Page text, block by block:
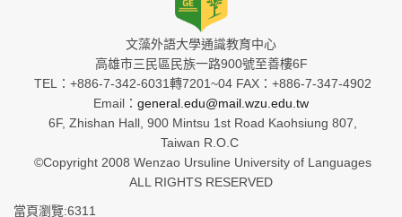
文藻外語大學通識教育中心
高雄市三民區民族一路900號至善樓6F
TEL：+886-7-342-6031轉7201~04 FAX：+886-7-347-4902
Email： general.edu@mail.wzu.edu.tw
6F, Zhishan Hall, 900 Mintsu 1st Road Kaohsiung 807,
Taiwan R.O.C
©Copyright 2008 Wenzao Ursuline University of Languages
ALL RIGHTS RESERVED
當頁瀏覽:6311